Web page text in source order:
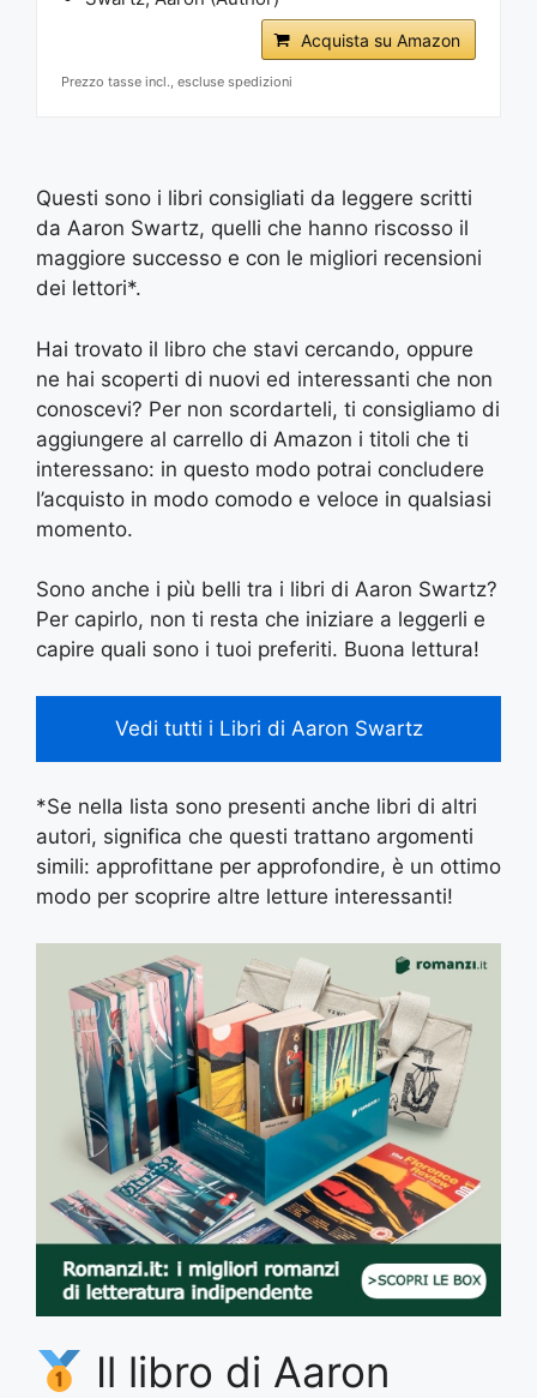
Acquista su Amazon
Prezzo tasse incl., escluse spedizioni
Questi sono i libri consigliati da leggere scritti
da Aaron Swartz, quelli che hanno riscosso il
maggiore successo e con le migliori recensioni
dei lettori*.
Hai trovato il libro che stavi cercando, oppure
ne hai scoperti di nuovi ed interessanti che non
conoscevi? Per non scordarteli, ti consigliamo di
aggiungere al carrello di Amazon i titoli che ti
interessano: in questo modo potrai concludere
l’acquisto in modo comodo e veloce in qualsiasi
momento.
Sono anche i più belli tra i libri di Aaron Swartz?
Per capirlo, non ti resta che iniziare a leggerli e
capire quali sono i tuoi preferiti. Buona lettura!
Vedi tutti i Libri di Aaron Swartz
*Se nella lista sono presenti anche libri di altri
autori, significa che questi trattano argomenti
simili: approfittane per approfondire, è un ottimo
modo per scoprire altre letture interessanti!
Il libro di Aaron